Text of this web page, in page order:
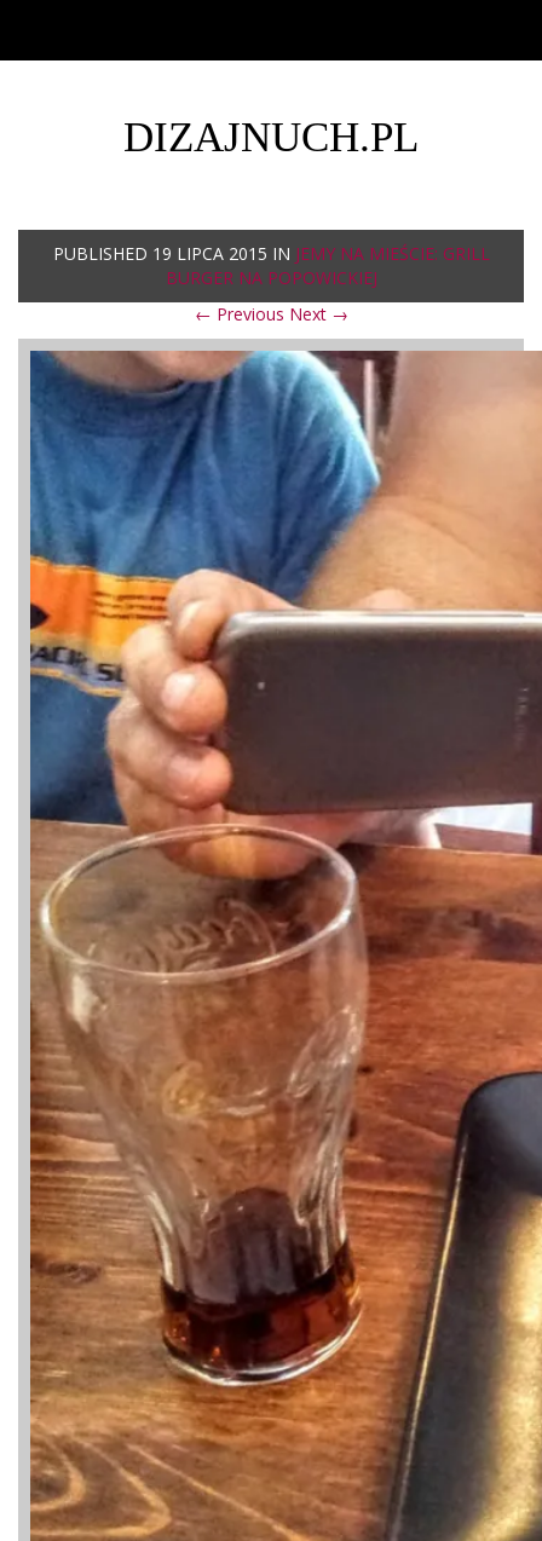
DIZAJNUCH.PL
PUBLISHED 19 LIPCA 2015 IN JEMY NA MIEŚCIE: GRILL
BURGER NA POPOWICKIEJ
← Previous Next →